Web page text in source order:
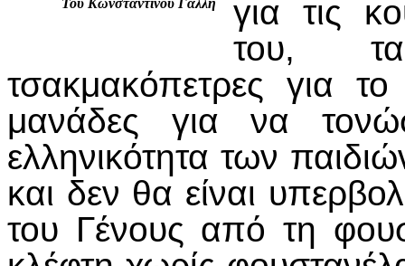
για τις
του,
τσακμακόπετρες για
μανάδες για να
ελληνικότητα των
και δεν θα είναι
του Γένους από τη